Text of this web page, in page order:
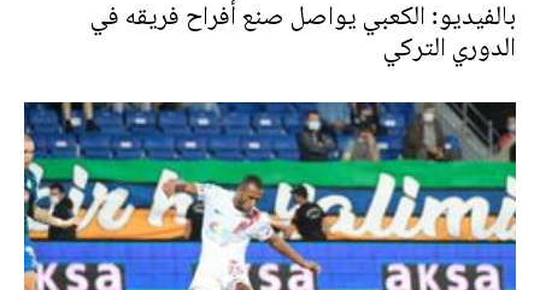
بالفيديو: الكعبي يواصل صنع أفراح فريقه في
الدوري التركي